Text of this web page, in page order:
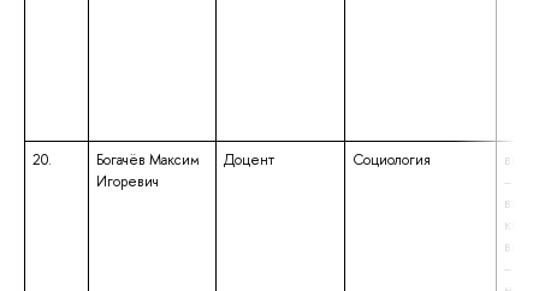
20.
Богачёв Максим
Игоревич
Доцент Социология
–
–